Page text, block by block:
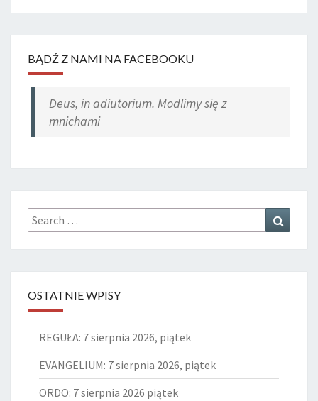
BĄDŹ Z NAMI NA FACEBOOKU
Deus, in adiutorium. Modlimy się z
mnichami
Search
for:
OSTATNIE WPISY
REGUŁA: 7 sierpnia 2026, piątek
EVANGELIUM: 7 sierpnia 2026, piątek
ORDO: 7 sierpnia 2026 piątek